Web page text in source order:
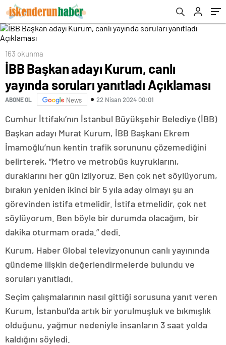
163 okunma
İBB Başkan adayı Kurum, canlı
yayında soruları yanıtladı Açıklaması
ABONE OL News 22 Nisan 2024 00:01
Cumhur İttifakı’nın İstanbul Büyükşehir Belediye (İBB)
Başkan adayı Murat Kurum, İBB Başkanı Ekrem
İmamoğlu’nun kentin trafik sorununu çözemediğini
belirterek, “Metro ve metrobüs kuyruklarını,
duraklarını her gün izliyoruz. Ben çok net söylüyorum,
bırakın yeniden ikinci bir 5 yıla aday olmayı şu an
görevinden istifa etmelidir. İstifa etmelidir, çok net
söylüyorum. Ben böyle bir durumda olacağım, bir
dakika oturmam orada.” dedi.
Kurum, Haber Global televizyonunun canlı yayınında
gündeme ilişkin değerlendirmelerde bulundu ve
soruları yanıtladı.
Seçim çalışmalarının nasıl gittiği sorusuna yanıt veren
Kurum, İstanbul’da artık bir yorulmuşluk ve bıkmışlık
olduğunu, yağmur nedeniyle insanların 3 saat yolda
kaldığını söyledi.